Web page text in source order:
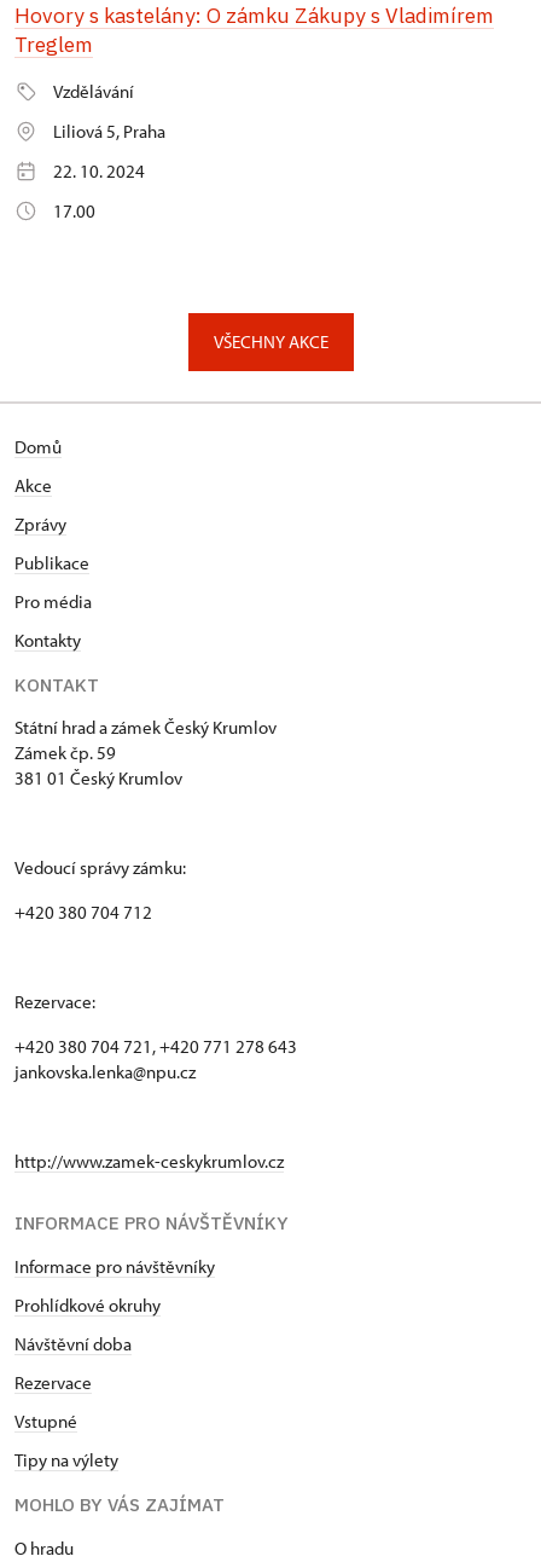
Hovory s kastelány: O zámku Zákupy s Vladimírem
Treglem
Vzdělávání
Liliová 5, Praha
22. 10. 2024
17.00
VŠECHNY AKCE
Domů
Akce
Zprávy
Publikace
Pro média
Kontakty
KONTAKT
Státní hrad a zámek Český Krumlov
Zámek čp. 59
381 01 Český Krumlov
Vedoucí správy zámku:
+420 380 704 712
Rezervace:
+420 380 704 721, +420 771 278 643
jankovska.lenka@npu.cz
http://www.zamek-ceskykrumlov.cz
INFORMACE PRO NÁVŠTĚVNÍKY
Informace pro návštěvníky
Prohlídkové okruhy
Návštěvní doba
Rezervace
Vstupné
Tipy na výlety
MOHLO BY VÁS ZAJÍMAT
O hradu